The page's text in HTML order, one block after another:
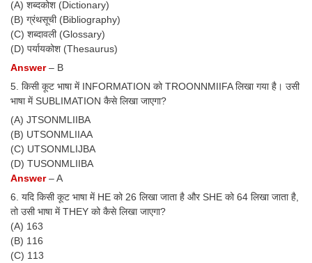
FCI Exam
CAPF / Delhi Police - SI (CPO)
SSC Exam Vacancies
Scientific Assistant Exam
ACIO (IB) Exam
MTS
MTS Exam Papers
MTS Exam Syllabus
MTS Study Notes
मल्टीटास्किंग : Hindi Notes
(A) शब्दकोश (Dictionary)
(B) ग्रंथसूची (Bibliography)
(C) शब्दावली (Glossary)
(D) पर्यायकोश (Thesaurus)
Answer– B
5. किसी कूट भाषा में INFORMATION को TROONNMIIFA लिखा गया है। उसी
भाषा में SUBLIMATION कैसे लिखा जाएगा?
(A) JTSONMLIIBA
(B) UTSONMLIIAA
(C) UTSONMLIJBA
(D) TUSONMLIIBA
Answer– A
6. यदि किसी कूट भाषा में HE को 26 लिखा जाता है और SHE को 64 लिखा जाता है,
तो उसी भाषा में THEY को कैसे लिखा जाएगा?
(A) 163
(B) 116
(C) 113